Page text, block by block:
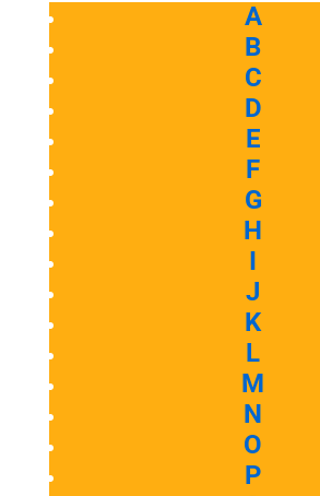
A
B
C
D
E
F
G
H
I
J
K
L
M
N
O
P